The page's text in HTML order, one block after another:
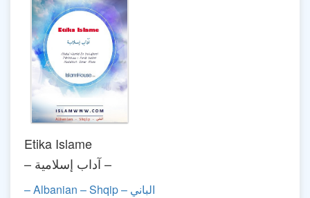
Etika Islame
– آداب إسلامية –
– Albanian – Shqip – الباني